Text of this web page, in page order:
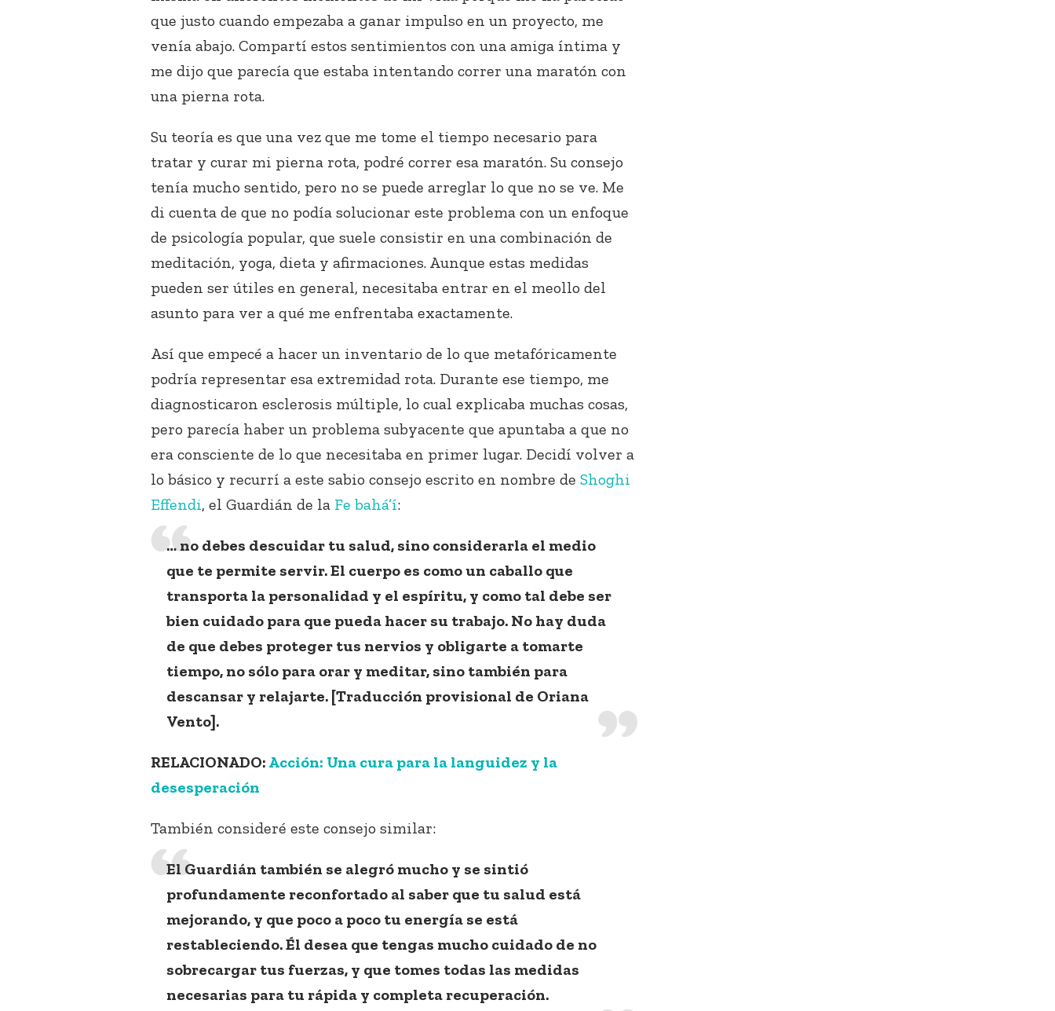
que justo cuando empezaba a ganar impulso en un proyecto, me
venía abajo. Compartí estos sentimientos con una amiga íntima y
me dijo que parecía que estaba intentando correr una maratón con
una pierna rota.
Su teoría es que una vez que me tome el tiempo necesario para
tratar y curar mi pierna rota, podré correr esa maratón. Su consejo
tenía mucho sentido, pero no se puede arreglar lo que no se ve. Me
di cuenta de que no podía solucionar este problema con un enfoque
de psicología popular, que suele consistir en una combinación de
meditación, yoga, dieta y afirmaciones. Aunque estas medidas
pueden ser útiles en general, necesitaba entrar en el meollo del
asunto para ver a qué me enfrentaba exactamente.
Así que empecé a hacer un inventario de lo que metafóricamente
podría representar esa extremidad rota. Durante ese tiempo, me
diagnosticaron esclerosis múltiple, lo cual explicaba muchas cosas,
pero parecía haber un problema subyacente que apuntaba a que no
era consciente de lo que necesitaba en primer lugar. Decidí volver a
lo básico y recurrí a este sabio consejo escrito en nombre de Shoghi
Effendi, el Guardián de la Fe bahá’í:
… no debes descuidar tu salud, sino considerarla el medio
que te permite servir. El cuerpo es como un caballo que
transporta la personalidad y el espíritu, y como tal debe ser
bien cuidado para que pueda hacer su trabajo. No hay duda
de que debes proteger tus nervios y obligarte a tomarte
tiempo, no sólo para orar y meditar, sino también para
descansar y relajarte. [Traducción provisional de Oriana
Vento].
RELACIONADO: Acción: Una cura para la languidez y la
desesperación
También consideré este consejo similar:
El Guardián también se alegró mucho y se sintió
profundamente reconfortado al saber que tu salud está
mejorando, y que poco a poco tu energía se está
restableciendo. Él desea que tengas mucho cuidado de no
sobrecargar tus fuerzas, y que tomes todas las medidas
necesarias para tu rápida y completa recuperación.